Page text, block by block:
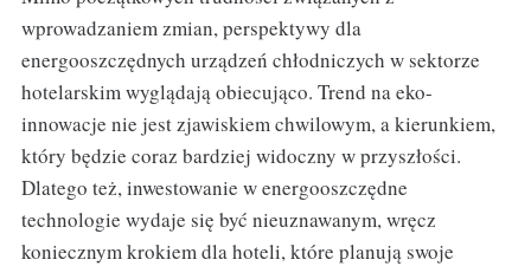
wprowadzaniem zmian, perspektywy dla
energooszczędnych urządzeń chłodniczych w sektorze
hotelarskim wyglądają obiecująco. Trend na eko-
innowacje nie jest zjawiskiem chwilowym, a kierunkiem,
który będzie coraz bardziej widoczny w przyszłości.
Dlatego też, inwestowanie w energooszczędne
technologie wydaje się być nieuznawanym, wręcz
koniecznym krokiem dla hoteli, które planują swoje